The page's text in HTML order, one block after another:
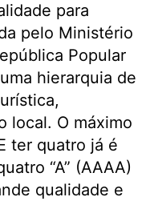
para
pelo Ministério
Popular
hierarquia de
local. O máximo
ter quatro já é
“A” (AAAA)
qualidade e